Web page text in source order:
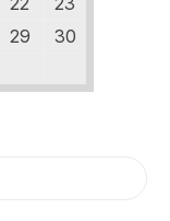
29
30